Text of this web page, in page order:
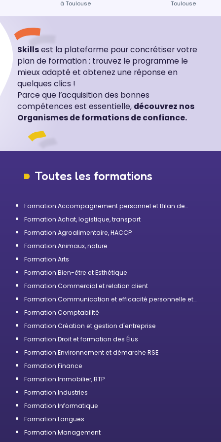
à Toulouse
Toulouse
Skillsest la plateforme pour concrétiser votre
plan de formation : trouvez le programme le
mieux adapté et obtenez une réponse en
quelques clics !
Parce que l’acquisition des bonnes
compétences est essentielle, découvrez nos
Organismes de formations de confiance.
Toutes les formations
Formation Accompagnement personnel et Bilan de
Formation Achat, logistique, transport
Formation Agroalimentaire, HACCP
Formation Animaux, nature
Formation Arts
Formation Bien-être et Esthétique
Formation Commercial et relation client
Formation Communication et efficacité personnelle et
Formation Comptabilité
Formation Création et gestion d'entreprise
Formation Droit et formation des Élus
Formation Environnement et démarche RSE
Formation Finance
Formation Immobilier, BTP
Formation Industries
Formation Informatique
Formation Langues
Formation Management